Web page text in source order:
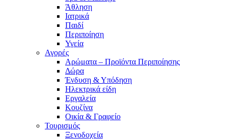
Άθληση
Ιατρικά
Παιδί
Περιποίηση
Υγεία
Αγορές
Αρώματα – Προϊόντα Περιποίησης
Δώρα
Ένδυση & Υπόδηση
Ηλεκτρικά είδη
Εργαλεία
Κουζίνα
Οικία & Γραφείο
Τουρισμός
Ξενοδοχεία